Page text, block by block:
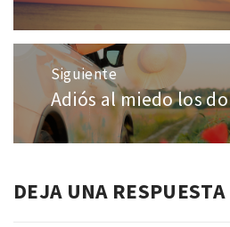
Siguiente
Entrada
siguiente:
Adiós al miedo los
DEJA UNA RESPUESTA